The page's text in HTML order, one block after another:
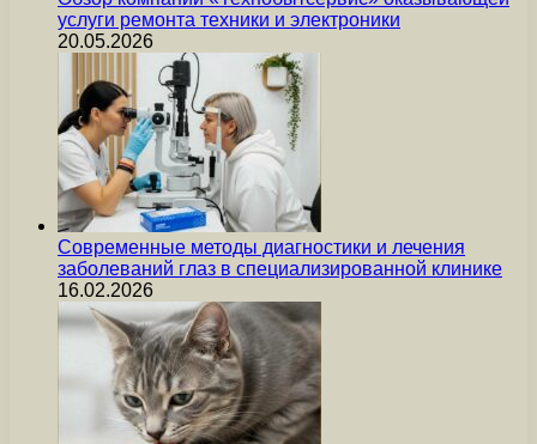
услуги ремонта техники и электроники
20.05.2026
Современные методы диагностики и лечения
заболеваний глаз в специализированной клинике
16.02.2026